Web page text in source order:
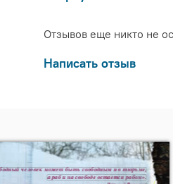
Отзывов еще никто не
Написать отзыв